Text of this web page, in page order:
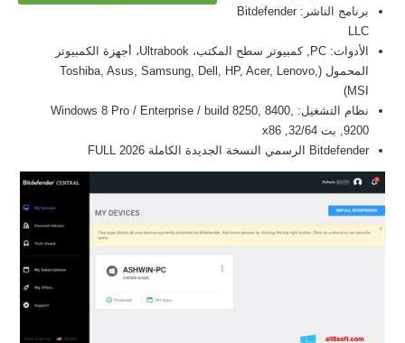
برنامج الناشر: Bitdefender
LLC
الأدوات: PC, كمبيوتر سطح المكتب، Ultrabook، أجهزة الكمبيوتر
المحمول (Toshiba, Asus, Samsung, Dell, HP, Acer, Lenovo,
MSI)
نظام التشغيل: Windows 8 Pro / Enterprise / build 8250, 8400,
9200, بت 32/64, x86
Bitdefender الرسمي النسخة الجديدة الكاملة FULL 2026